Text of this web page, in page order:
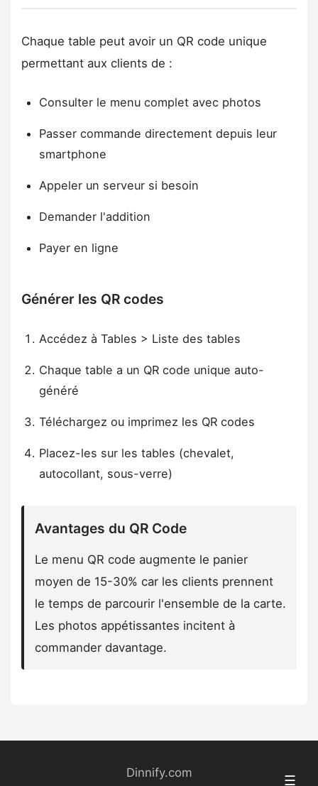
☰
Chaque table peut avoir un QR code unique
permettant aux clients de :
Consulter le menu complet avec photos
Passer commande directement depuis leur
smartphone
Appeler un serveur si besoin
Demander l'addition
Payer en ligne
Générer les QR codes
Accédez à Tables > Liste des tables
Chaque table a un QR code unique auto-
généré
Téléchargez ou imprimez les QR codes
Placez-les sur les tables (chevalet,
autocollant, sous-verre)
Avantages du QR Code
Le menu QR code augmente le panier
moyen de 15-30% car les clients prennent
le temps de parcourir l'ensemble de la carte.
Les photos appétissantes incitent à
commander davantage.
Dinnify.com